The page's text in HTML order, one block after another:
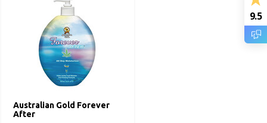
Australian Gold Forever
After
9.5